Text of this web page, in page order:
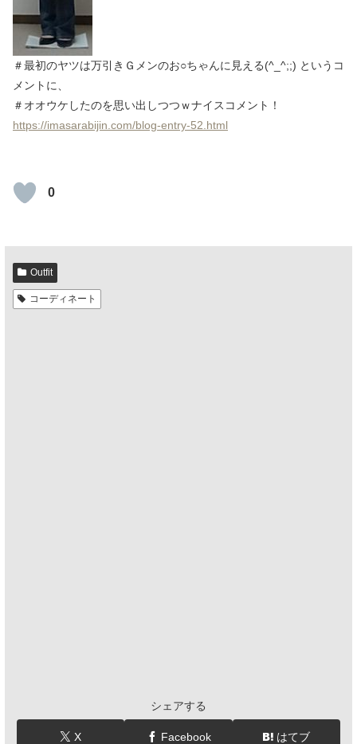
＃最初のヤツは万引きＧメンのお○ちゃんに見える(^_^;;) というコ
メントに、
＃オオウケしたのを思い出しつつｗナイスコメント！
https://imasarabijin.com/blog-entry-52.html
0
Outfit
コーディネート
シェアする
X Facebook はてブ